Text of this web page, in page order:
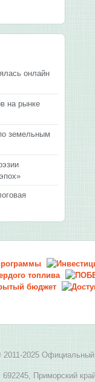
онлайн
на рынке
земельным
2011-2025 Официальный
692245, Приморский